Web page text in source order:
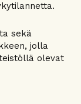
sekä
jolla
olevat